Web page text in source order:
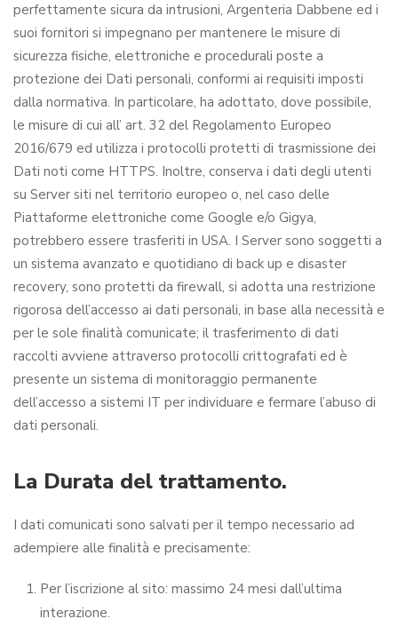
perfettamente sicura da intrusioni, Argenteria Dabbene ed i
suoi fornitori si impegnano per mantenere le misure di
sicurezza fisiche, elettroniche e procedurali poste a
protezione dei Dati personali, conformi ai requisiti imposti
dalla normativa. In particolare, ha adottato, dove possibile,
le misure di cui all’ art. 32 del Regolamento Europeo
2016/679 ed utilizza i protocolli protetti di trasmissione dei
Dati noti come HTTPS. Inoltre, conserva i dati degli utenti
su Server siti nel territorio europeo o, nel caso delle
Piattaforme elettroniche come Google e/o Gigya,
potrebbero essere trasferiti in USA. I Server sono soggetti a
un sistema avanzato e quotidiano di back up e disaster
recovery, sono protetti da firewall, si adotta una restrizione
rigorosa dell’accesso ai dati personali, in base alla necessità e
per le sole finalità comunicate; il trasferimento di dati
raccolti avviene attraverso protocolli crittografati ed è
presente un sistema di monitoraggio permanente
dell’accesso a sistemi IT per individuare e fermare l’abuso di
dati personali.
La Durata del trattamento.
I dati comunicati sono salvati per il tempo necessario ad
adempiere alle finalità e precisamente:
Per l’iscrizione al sito: massimo 24 mesi dall’ultima
interazione.